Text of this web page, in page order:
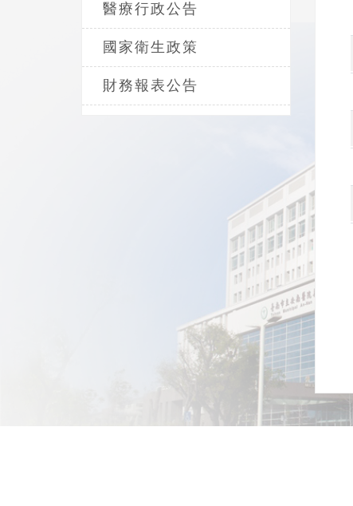
醫療行政公告
國家衛生政策
財務報表公告